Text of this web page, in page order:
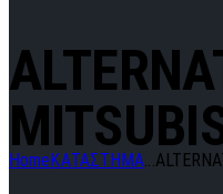
Home ΚΑΤΑΣΤΗΜΑ...